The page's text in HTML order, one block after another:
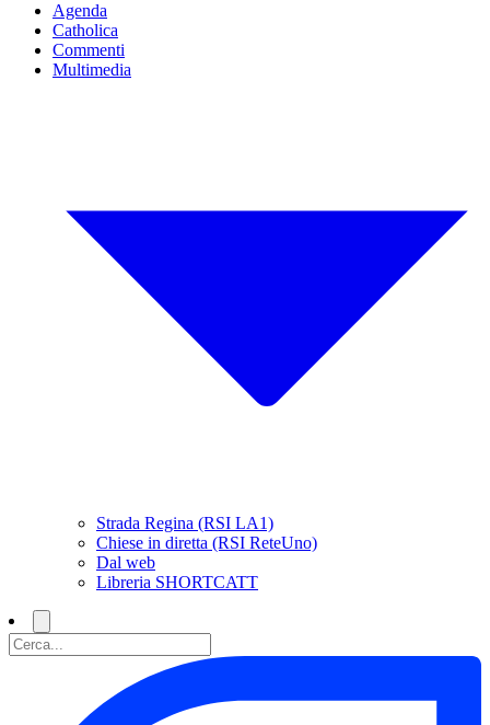
Agenda
Catholica
Commenti
Multimedia
Strada Regina (RSI LA1)
Chiese in diretta (RSI ReteUno)
Dal web
Libreria SHORTCATT